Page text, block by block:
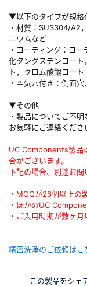
▼以下のタイプが規格
・材質：SUS304/A2
ニウムなど
・コーティング：コ
化タングステンコー
ト，クロム酸銀コート
・空気穴付き：側面
▼その他
・製品についてご不
お気軽にご連絡くださ
UC Components製品
合がございます。
下記の場合、別途お問
・MOQが26個以上の
・ほかのUC
・ご入用時期が数ヶ
精密洗浄のご依頼はこ
この製品をシェ